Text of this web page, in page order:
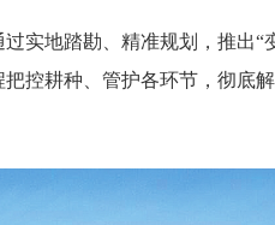
实地踏勘、精准规划，推出
控耕种、管护各环节，彻底